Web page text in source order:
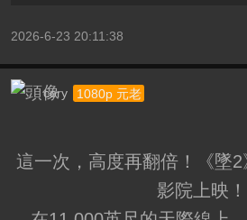
2026-6-23 20:11:38
cory 1080p 元老
這一次，高度再翻倍！《墜
影院上映！